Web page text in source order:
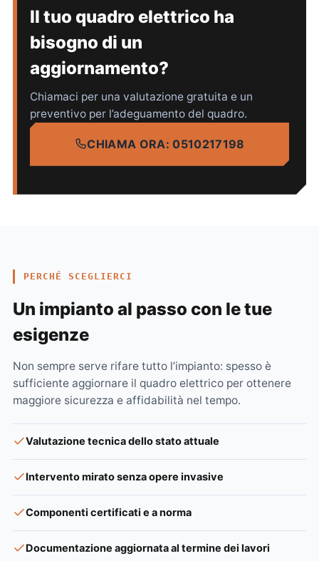
Il tuo quadro elettrico ha
bisogno di un
aggiornamento?
Chiamaci per una valutazione gratuita e un
preventivo per l’adeguamento del quadro.
CHIAMA ORA: 0510217198
PERCHÉ SCEGLIERCI
Un impianto al passo con le tue
esigenze
Non sempre serve rifare tutto l’impianto: spesso è
sufficiente aggiornare il quadro elettrico per ottenere
maggiore sicurezza e affidabilità nel tempo.
Valutazione tecnica dello stato attuale
Intervento mirato senza opere invasive
Componenti certificati e a norma
Documentazione aggiornata al termine dei lavori